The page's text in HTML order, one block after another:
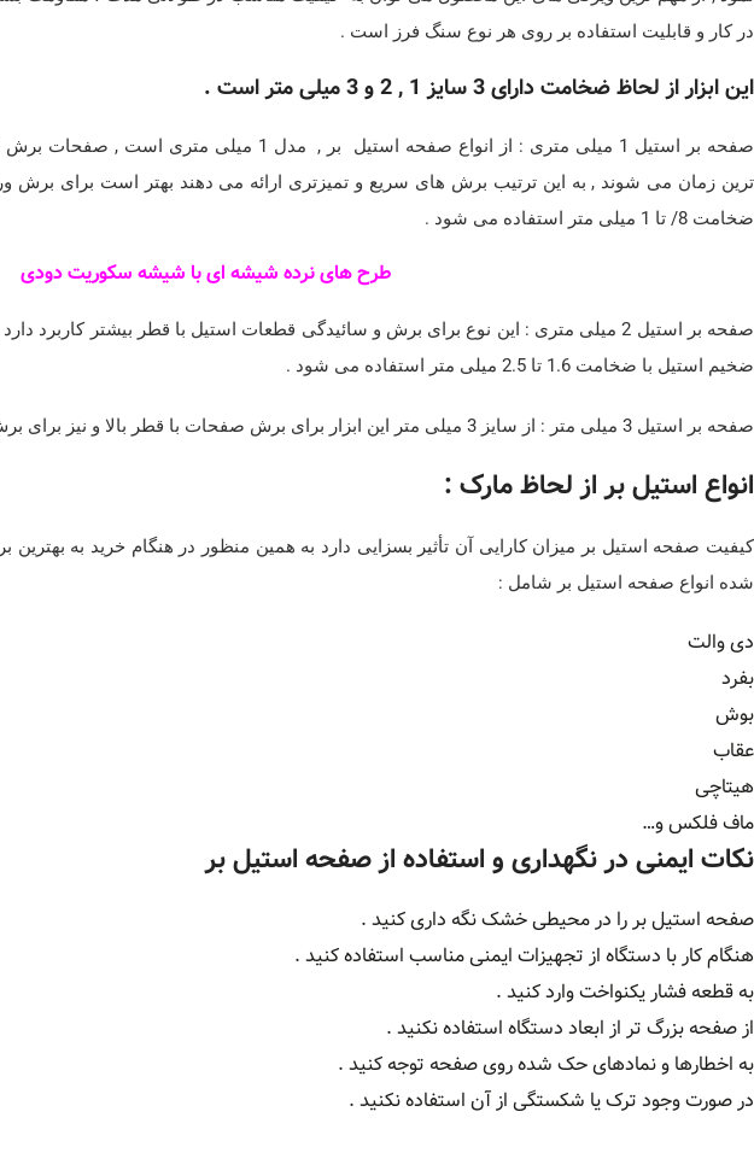
در کار و قابلیت استفاده بر روی هر نوع سنگ فرز است .
این ابزار از لحاظ ضخامت دارای 3 سایز 1 , 2 و 3 میلی متر است .
صفحه بر استیل 1 میلی متری : از انواع صفحه استیل بر ,
ترین زمان می شوند , به این ترتیب برش های سریع و تمیزتری ارائه می دهند بهتر است برای برش
ضخامت 8/ تا 1 میلی متر استفاده می شود .
طرح های نرده شیشه ای با شیشه سکوریت دودی
صفحه بر استیل 2 میلی متری : این نوع برای برش و سائیدگی قطعات استیل با قطر بیشتر
ضخیم استیل با ضخامت 1.6 تا 2.5 میلی متر استفاده می شود .
صفحه بر استیل 3 میلی متر : از سایز 3 میلی متر این ابزار برای برش صفحات با قطر بالا و نیز برای برش انواع فولاد سخت نیز استفاده می شود .
انواع استیل بر از لحاظ مارک :
کیفیت صفحه استیل بر میزان کارایی آن تأثیر بسزایی دارد به همین منظور در هنگام خرید به بهترین
شده انواع صفحه استیل بر شامل :
دی والت
بفرد
بوش
عقاب
هیتاچی
ماف فلکس و…
نکات ایمنی در نگهداری و استفاده از صفحه استیل بر
صفحه استیل بر را در محیطی خشک نگه داری کنید .
هنگام کار با دستگاه از تجهیزات ایمنی مناسب استفاده کنید .
به قطعه فشار یکنواخت وارد کنید .
از صفحه بزرگ تر از ابعاد دستگاه استفاده نکنید .
به اخطارها و نمادهای حک شده روی صفحه توجه کنید .
در صورت وجود ترک یا شکستگی از آن استفاده نکنید .